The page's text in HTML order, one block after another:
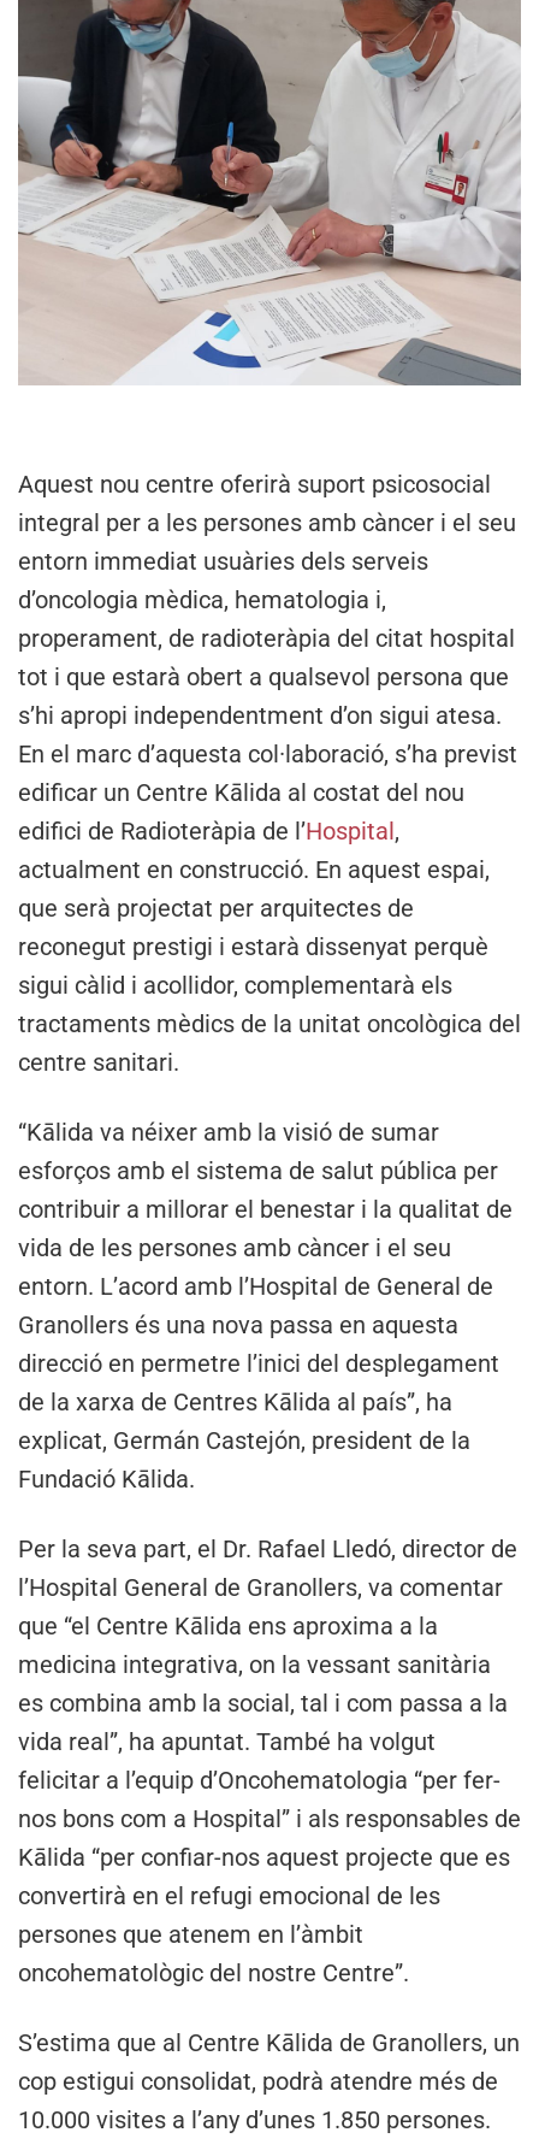
Aquest nou centre oferirà suport psicosocial
integral per a les persones amb càncer i el seu
entorn immediat usuàries dels serveis
d’oncologia mèdica, hematologia i,
properament, de radioteràpia del citat hospital
tot i que estarà obert a qualsevol persona que
s’hi apropi independentment d’on sigui atesa.
En el marc d’aquesta col·laboració, s’ha previst
edificar un Centre Kālida al costat del nou
edifici de Radioteràpia de l’Hospital,
actualment en construcció. En aquest espai,
que serà projectat per arquitectes de
reconegut prestigi i estarà dissenyat perquè
sigui càlid i acollidor, complementarà els
tractaments mèdics de la unitat oncològica del
centre sanitari.
“Kālida va néixer amb la visió de sumar
esforços amb el sistema de salut pública per
contribuir a millorar el benestar i la qualitat de
vida de les persones amb càncer i el seu
entorn. L’acord amb l’Hospital de General de
Granollers és una nova passa en aquesta
direcció en permetre l’inici del desplegament
de la xarxa de Centres Kālida al país”, ha
explicat, Germán Castejón, president de la
Fundació Kālida.
Per la seva part, el Dr. Rafael Lledó, director de
l’Hospital General de Granollers, va comentar
que “el Centre Kālida ens aproxima a la
medicina integrativa, on la vessant sanitària
es combina amb la social, tal i com passa a la
vida real”, ha apuntat. També ha volgut
felicitar a l’equip d’Oncohematologia “per fer-
nos bons com a Hospital” i als responsables de
Kālida “per confiar-nos aquest projecte que es
convertirà en el refugi emocional de les
persones que atenem en l’àmbit
oncohematològic del nostre Centre”.
S’estima que al Centre Kālida de Granollers, un
cop estigui consolidat, podrà atendre més de
10.000 visites a l’any d’unes 1.850 persones.